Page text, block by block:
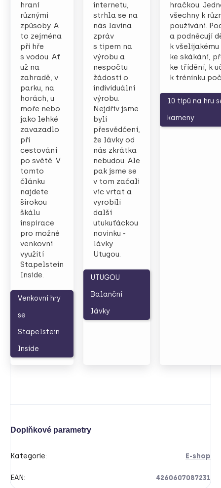
hraní
různými
způsoby. A
to zejména
při hře
s vodou. Ať
už na
zahradě, v
parku, na
horách, u
moře nebo
jako lehké
zavazadlo
při
cestování
po světě. V
tomto
článku
najdete
širokou
škálu
inspirace
pro možné
venkovní
využití
Stapelstein
Inside.
Venkovní hry
se
Stapelstein
Inside
internetu,
strhla se na
nás lavina
zpráv
s tipem na
výrobu a
nespočtu
žádostí o
individuální
výrobu.
Nejdřív jsme
byli
přesvědčení,
že lávky od
nás zkrátka
nebudou. Ale
pak jsme se
v tom začali
víc vrtat a
vyrobili
další
utukuťáckou
novinku -
lávky
Utugou.
UTUGOU
Balanční
lávky
hračkou.
všechny k
používání.
a podněcují
k
ke skákání,
ke třídění, k
k tréninku
10 tipů na hru
kameny
Doplňkové parametry
Kategorie: E-shop
EAN: 4260607087231